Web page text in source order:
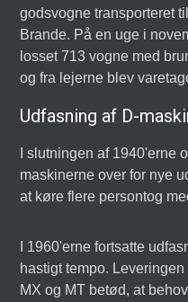
godsvogne transporteret
Brande. På en uge i
losset 713 vogne med
og fra lejerne blev
Udfasning af D-
I slutningen af 1940'erne
maskinerne over for nye
at køre flere persontog
I 1960'erne fortsatte
hastigt tempo.
MX og MT betød, at